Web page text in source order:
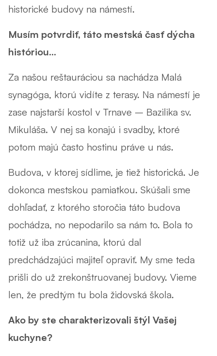
historické budovy na námestí.
Musím potvrdiť, táto mestská časť dýcha
históriou...
Za našou reštauráciou sa nachádza Malá
synagóga, ktorú vidíte z terasy. Na námestí je
zase najstarší kostol v Trnave – Bazilika sv.
Mikuláša. V nej sa konajú i svadby, ktoré
potom majú často hostinu práve u nás.
Budova, v ktorej sídlime, je tiež historická. Je
dokonca mestskou pamiatkou. Skúšali sme
dohľadať, z ktorého storočia táto budova
pochádza, no nepodarilo sa nám to. Bola to
totiž už iba zrúcanina, ktorú dal
predchádzajúci majiteľ opraviť. My sme teda
prišli do už zrekonštruovanej budovy. Vieme
len, že predtým tu bola židovská škola.
Ako by ste charakterizovali štýl Vašej
kuchyne?